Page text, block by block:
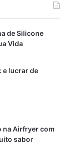
em
cinco minutos.
e misture até
misture
de Silicone
Vida
e lucrar de
na Airfryer com
sabor